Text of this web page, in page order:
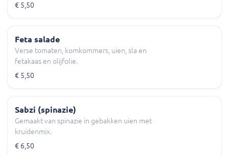
€ 5,50
Feta salade
Verse tomaten, komkommers, uien, sla en
fetakaas en olijfolie.
€ 5,50
Sabzi (spinazie)
Gemaakt van spinazie in gebakken uien met
kruidenmix.
€ 6,50